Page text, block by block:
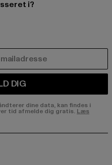
i?
DIG
dine data, kan findes i
tid afmelde dig gratis. Læs
channel: